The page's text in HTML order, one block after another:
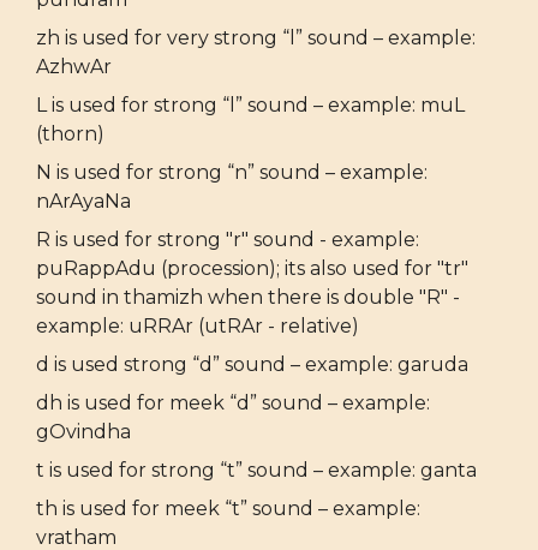
zh is used for very strong “l” sound – example:
AzhwAr
L is used for strong “l” sound – example: muL
(thorn)
N is used for strong “n” sound – example:
nArAyaNa
R is used for strong "r" sound - example:
puRappAdu (procession); its also used for "tr"
sound in thamizh when there is double "R" -
example: uRRAr (utRAr - relative)
d is used strong “d” sound – example: garuda
dh is used for meek “d” sound – example:
gOvindha
t is used for strong “t” sound – example: ganta
th is used for meek “t” sound – example:
vratham